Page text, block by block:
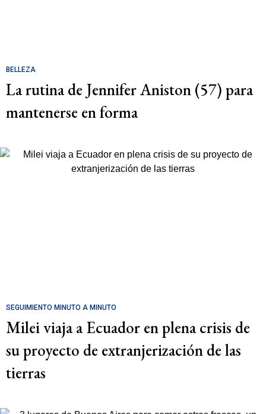
BELLEZA
La rutina de Jennifer Aniston (57) para
mantenerse en forma
SEGUIMIENTO MINUTO A MINUTO
Milei viaja a Ecuador en plena crisis de
su proyecto de extranjerización de las
tierras